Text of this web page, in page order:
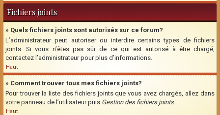
Fichiers joints
» Quels fichiers joints sont autorisés sur ce forum?
L’administrateur peut autoriser ou interdire certains types de fichiers
joints. Si vous n’êtes pas sûr de ce qui est autorisé à être chargé,
contactez l’administrateur pour plus d’informations.
Haut
» Comment trouver tous mes fichiers joints?
Pour trouver la liste des fichiers joints que vous avez chargés, allez dans
votre panneau de l’utilisateur puis Gestion des fichiers joints.
Haut